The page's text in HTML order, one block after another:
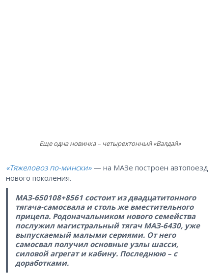
Еще одна новинка – четырехтонный «Валдай»
«Тяжеловоз по-мински»— на МАЗе построен автопоезд
нового поколения.
МАЗ-650108+8561 состоит из двадцатитонного
тягача-самосвала и столь же вместительного
прицепа. Родоначальником нового семейства
послужил магистральный тягач МАЗ-6430, уже
выпускаемый малыми сериями. От него
самосвал получил основные узлы шасси,
силовой агрегат и кабину. Последнюю – с
доработками.